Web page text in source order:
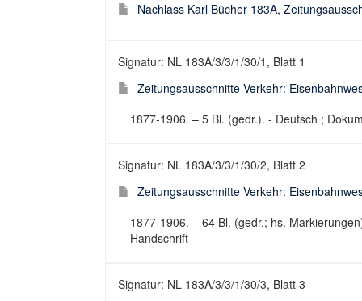
Nachlass Karl Bücher 183A,
Signatur: NL 183A/3/3/1/30/1, Blatt 1
Zeitungsausschnitte Verkehr:
1877-1906. – 5 Bl. (gedr.). - Deutsch ;
Signatur: NL 183A/3/3/1/30/2, Blatt 2
Zeitungsausschnitte Verkehr:
1877-1906. – 64 Bl. (gedr.; hs.
Handschrift
Signatur: NL 183A/3/3/1/30/3, Blatt 3